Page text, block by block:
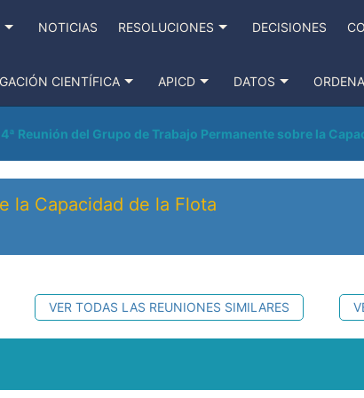
NOTICIAS RESOLUCIONES DECISIONES
CIENTÍFICA APICD DATOS
Reunión del Grupo de Trabajo Permanente sobre la
la Capacidad de la Flota
VER TODAS LAS REUNIONES SIMILARES